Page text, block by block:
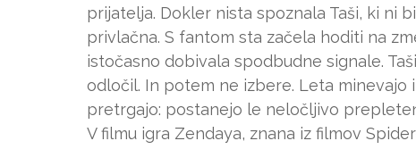
prijatelja. Dokler nista spoznala Taši, ki ni
privlačna. S fantom sta začela hoditi na
istočasno dobivala spodbudne signale.
odločil. In potem ne izbere. Leta
pretrgajo: postanejo le neločljivo
V filmu igra Zendaya, znana iz filmov